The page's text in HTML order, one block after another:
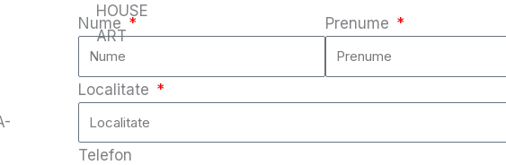
HOUSE
ART
Nume Prenume
Localitate
Telefon